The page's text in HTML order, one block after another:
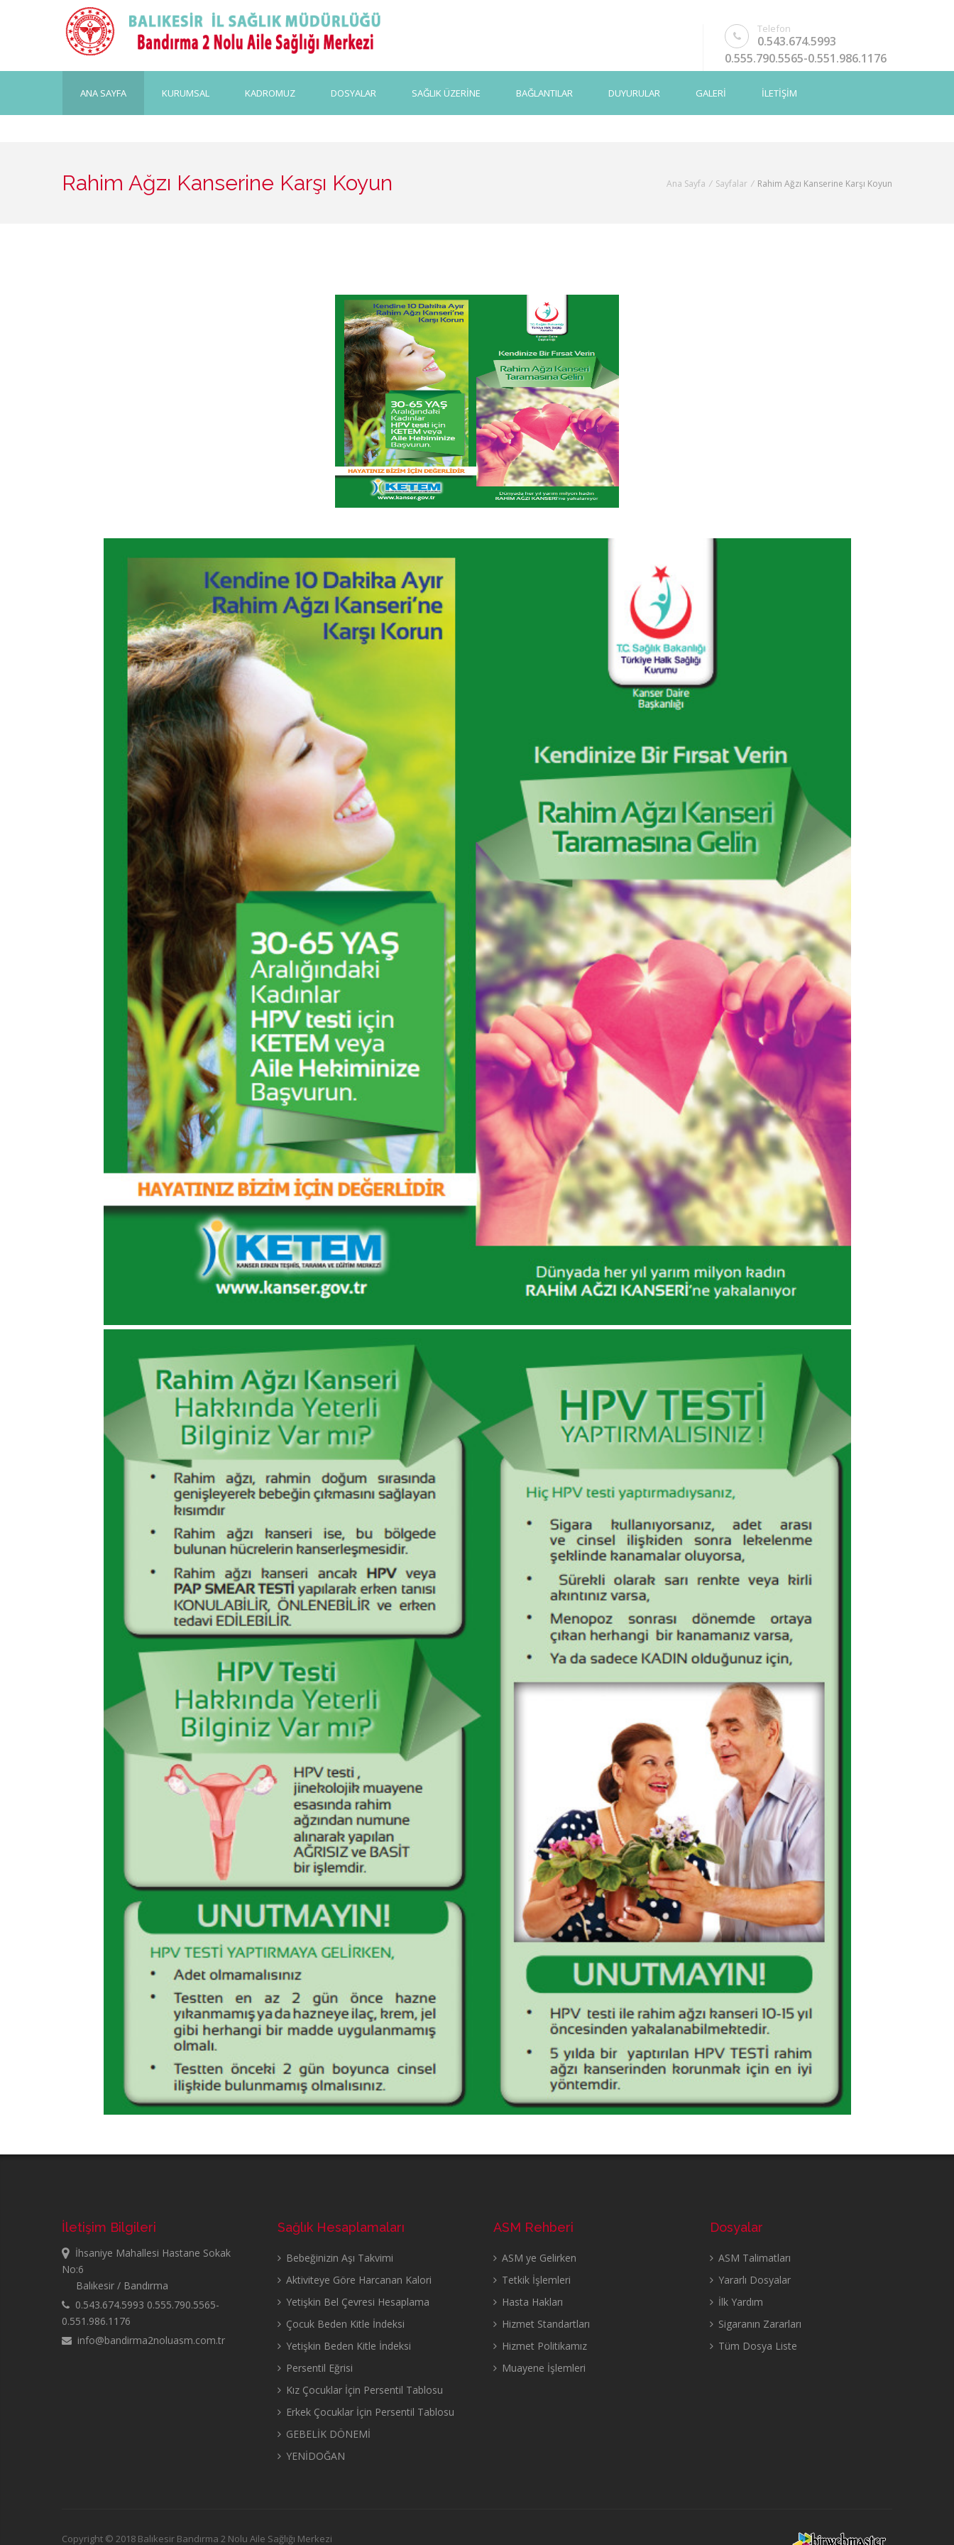
Telefon
0.543.674.5993
0.555.790.5565-0.551.986.1176
ANA SAYFA KURUMSAL KADROMUZ DOSYALAR SAĞLIK ÜZERİNE BAĞLANTILAR DUYURULAR GALERİ İLETİŞİM
Rahim Ağzı Kanserine Karşı Koyun Ana Sayfa / Sayfalar / Rahim Ağzı Kanserine Karşı Koyun
İletişim Bilgileri
İhsaniye Mahallesi Hastane Sokak
No:6
Balıkesir / Bandırma
0.543.674.5993 0.555.790.5565-
0.551.986.1176
info@bandirma2noluasm.com.tr
Sağlık Hesaplamaları
Bebeğinizin Aşı Takvimi
Aktiviteye Göre Harcanan Kalori
Yetişkin Bel Çevresi Hesaplama
Çocuk Beden Kitle İndeksi
Yetişkin Beden Kitle İndeksi
Persentil Eğrisi
Kız Çocuklar İçin Persentil Tablosu
Erkek Çocuklar İçin Persentil Tablosu
GEBELİK DÖNEMİ
YENİDOĞAN
ASM Rehberi
ASM ye Gelirken
Tetkik İşlemleri
Hasta Hakları
Hizmet Standartları
Hizmet Politikamız
Muayene İşlemleri
Dosyalar
ASM Talimatları
Yararlı Dosyalar
İlk Yardım
Sigaranın Zararları
Tüm Dosya Liste
Copyright © 2018 Balıkesir Bandırma 2 Nolu Aile Sağlığı Merkezi